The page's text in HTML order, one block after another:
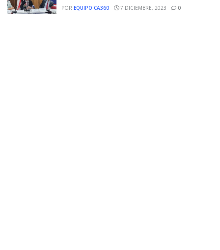
POR EQUIPO CA360 7 DICIEMBRE, 2023 0